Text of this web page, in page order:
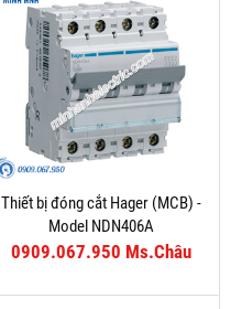
Thiết bị đóng cắt Hager (MCB) -
Model NDN406A
0909.067.950 Ms.Châu